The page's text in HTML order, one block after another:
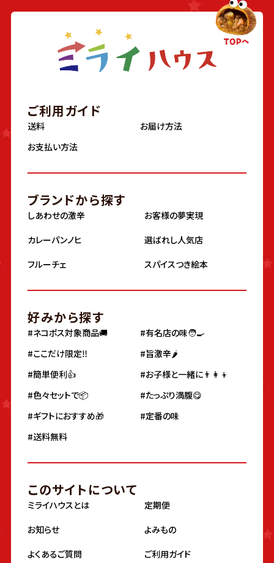
ご利用ガイド
送料
お届け方法
お支払い方法
ブランドから探す
しあわせの激辛
お客様の夢実現
カレーパンノヒ
選ばれし人気店
フルーチェ
スパイスつき絵本
好みから探す
#ネコポス対象商品🚚
#有名店の味🧑‍🍳
#ここだけ限定‼️
#旨激辛🌶
#簡単便利👍
#お子様と一緒に👨‍👩‍👦
#色々セットで📦
#たっぷり満腹😋
#ギフトにおすすめ🎁
#定番の味
#送料無料
このサイトについて
ミライハウスとは
定期便
お知らせ
よみもの
よくあるご質問
ご利用ガイド